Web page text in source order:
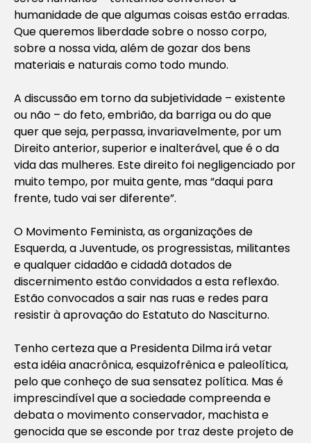
humanidade de que algumas coisas estão erradas.
Que queremos liberdade sobre o nosso corpo,
sobre a nossa vida, além de gozar dos bens
materiais e naturais como todo mundo.
A discussão em torno da subjetividade – existente
ou não – do feto, embrião, da barriga ou do que
quer que seja, perpassa, invariavelmente, por um
Direito anterior, superior e inalterável, que é o da
vida das mulheres. Este direito foi negligenciado por
muito tempo, por muita gente, mas “daqui para
frente, tudo vai ser diferente”.
O Movimento Feminista, as organizações de
Esquerda, a Juventude, os progressistas, militantes
e qualquer cidadão e cidadã dotados de
discernimento estão convidados a esta reflexão.
Estão convocados a sair nas ruas e redes para
resistir à aprovação do Estatuto do Nasciturno.
Tenho certeza que a Presidenta Dilma irá vetar
esta idéia anacrônica, esquizofrênica e paleolítica,
pelo que conheço de sua sensatez política. Mas é
imprescindível que a sociedade compreenda e
debata o movimento conservador, machista e
genocida que se esconde por traz deste projeto de